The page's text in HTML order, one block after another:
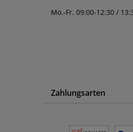
Mo.-Fr. 09:00-12:30 /
Zahlungsarten